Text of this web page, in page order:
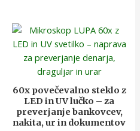
60x povečevalno steklo z
LED in UV lučko – za
preverjanje bankovcev,
nakita, ur in dokumentov